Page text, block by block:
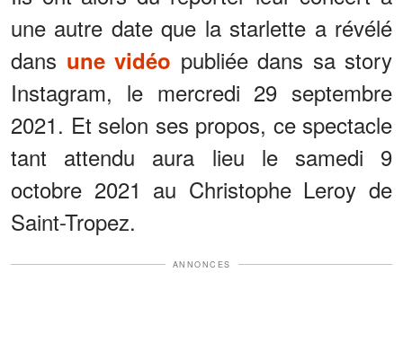
une autre date que la starlette a révélé
dans une vidéo publiée dans sa story
Instagram, le mercredi 29 septembre
2021. Et selon ses propos, ce spectacle
tant attendu aura lieu le samedi 9
octobre 2021 au Christophe Leroy de
Saint-Tropez.
ANNONCES